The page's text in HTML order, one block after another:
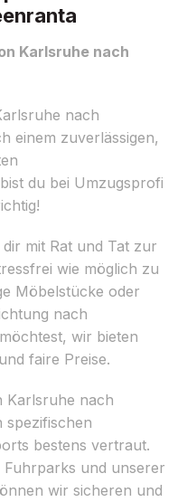
Karlsruhe nach
nach
einem zuverlässigen,
du bei Umzugsprofi
mit Rat und Tat zur
wie möglich zu
Möbelstücke oder
nach
wir bieten
faire Preise.
Karlsruhe nach
spezifischen
bestens vertraut.
und unserer
wir sicheren und